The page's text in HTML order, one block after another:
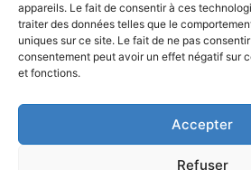
appareils. Le fait de consentir à ces
traiter des données telles que le
uniques sur ce site. Le fait de ne pas
consentement peut avoir un effet négatif sur
et fonctions.
Accepter
Refuser